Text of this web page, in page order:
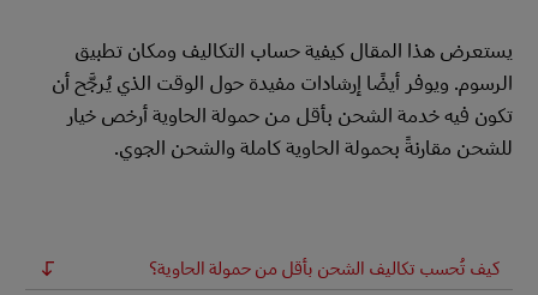
يستعرض هذا المقال كيفية حساب التكاليف ومكان تطبيق
الرسوم. ويوفر أيضًا إرشادات مفيدة حول الوقت الذي يُرجَّح أن
تكون فيه خدمة الشحن بأقل من حمولة الحاوية أرخص خيار
للشحن مقارنةً بحمولة الحاوية كاملة والشحن الجوي.
كيف تُحسب تكاليف الشحن بأقل من حمولة الحاوية؟